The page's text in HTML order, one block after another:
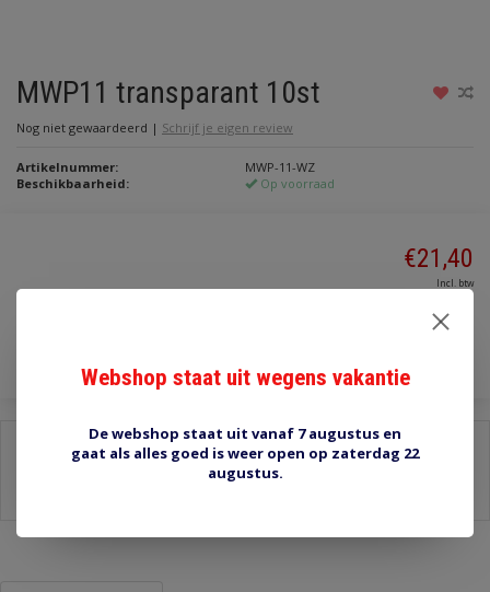
MWP11 transparant 10st
Nog niet gewaardeerd | Schrijf je eigen review
Artikelnummer:
MWP-11-WZ
Beschikbaarheid:
Op voorraad
€21,40
Incl. btw
Webshop staat uit wegens vakantie
De webshop staat uit vanaf 7 augustus en
gaat als alles goed is weer open op zaterdag 22
augustus.